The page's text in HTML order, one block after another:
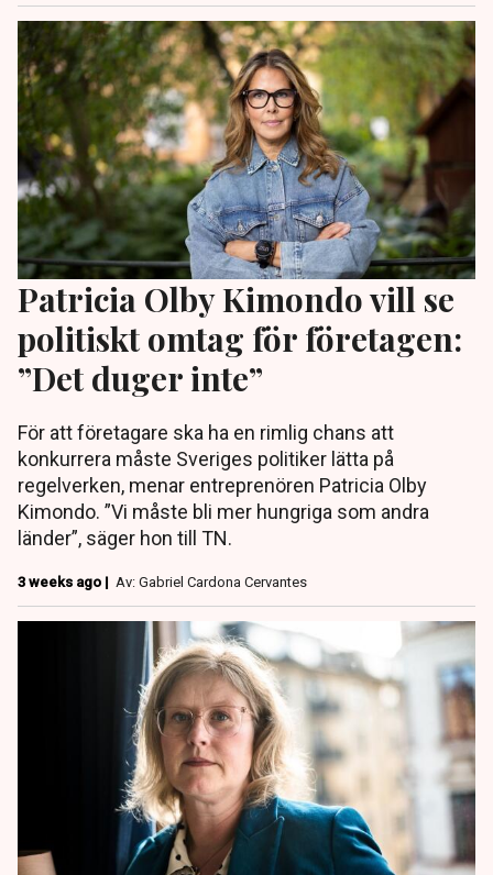
Patricia Olby Kimondo vill se
politiskt omtag för företagen:
”Det duger inte”
För att företagare ska ha en rimlig chans att
konkurrera måste Sveriges politiker lätta på
regelverken, menar entreprenören Patricia Olby
Kimondo. ”Vi måste bli mer hungriga som andra
länder”, säger hon till TN.
3 weeks ago | Av: Gabriel Cardona Cervantes